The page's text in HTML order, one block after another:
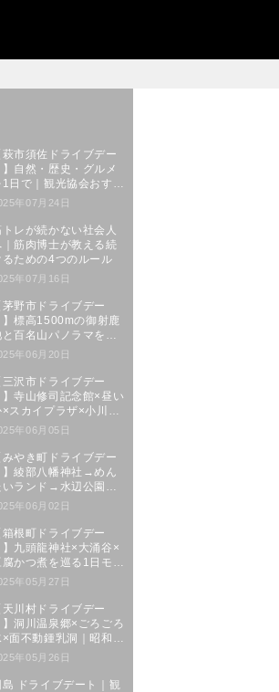
萩市須佐ドライブデー
】自然・歴史・グルメ
1日で｜観光協会おすす
ルート
年07月24日
トレが続かない社会人
｜筋肉博士が教える続
るための4つのルール
年07月16日
茅野市ドライブデー
】標高1500mの御射鹿
と百名山パノラマを楽
む絶景ルート
年06月20日
三沢市ドライブデー
】寺山修司記念館×昼い
×スカイプラザ×小川原
｜三沢駅発5時間コース
年06月05日
みやき町ドライブデー
】綾部八幡神社→めん
いランド→水辺公園→
気スイーツの王道ルー
年06月02日
箱根町ドライブデー
】九頭龍神社×大涌谷×
腐かつ煮を巡る1日モデ
コース
年05月27日
天川村ドライブデー
】洞川温泉郷×ごろごろ
×面不動鍾乳洞｜昭和レ
ロな温泉街を巡る1日
年05月26日
島 ドライブデート｜観